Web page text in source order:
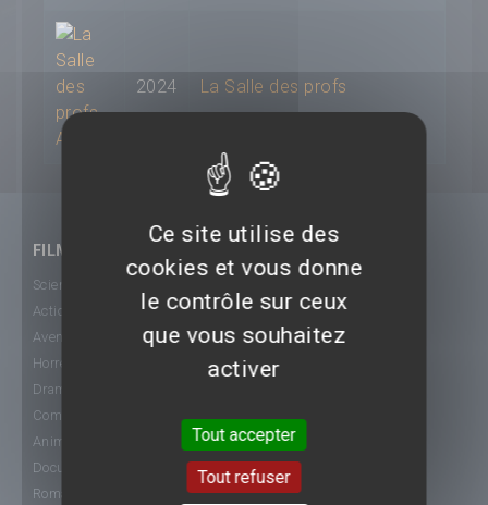
2024 La Salle des profs
FILMS
Science-Fiction
Action
Aventure
Horreur
Drame
Comédie
Animation
Documentaire
Romance
Ce site utilise des
cookies et vous donne
le contrôle sur ceux
que vous souhaitez
activer
Tout accepter
Tout refuser